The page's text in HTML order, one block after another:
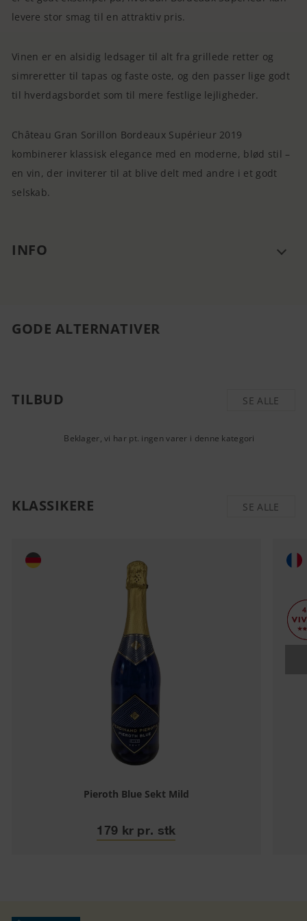
levere stor smag til en attraktiv pris.
Vinen er en alsidig ledsager til alt fra grillede retter og
simreretter til tapas og faste oste, og den passer lige godt
til hverdagsbordet som til mere festlige lejligheder.
Château Gran Sorillon Bordeaux Supérieur 2019
kombinerer klassisk elegance med en moderne, blød stil –
en vin, der inviterer til at blive delt med andre i et godt
selskab.
INFO
GODE ALTERNATIVER
TILBUD SE ALLE
Beklager, vi har pt. ingen varer i denne kategori
KLASSIKERE SE ALLE
Pieroth Blue Sekt Mild
179 kr pr. stk